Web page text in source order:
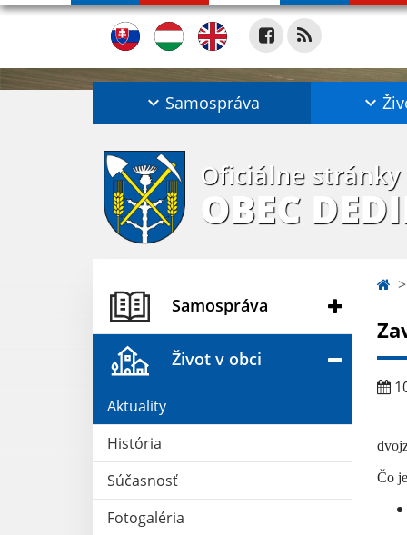
Samospráva
Oficiálne stránky
OBEC
Samospráva
Život v obci
Aktuality
História
Súčasnosť
Fotogaléria
Čo